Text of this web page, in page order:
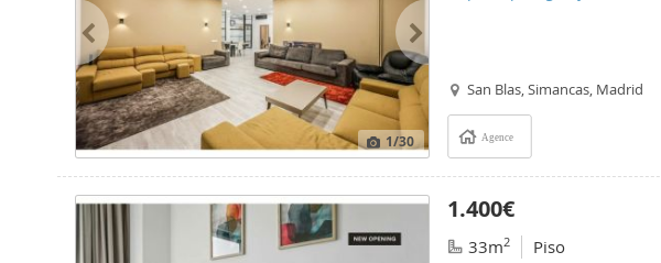
1/30
San Blas, Simancas, Madrid
Agence
1.400€
33m2 Piso